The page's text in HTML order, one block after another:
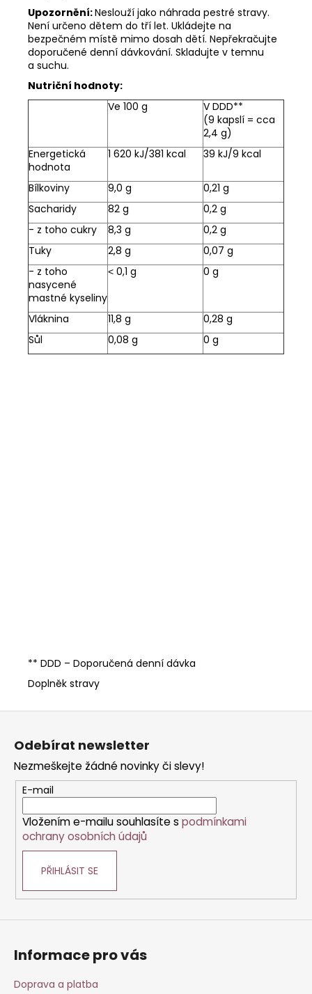
Upozornění:Neslouží jako náhrada pestré stravy.
Není určeno dětem do tří let. Ukládejte na
bezpečném místě mimo dosah dětí. Nepřekračujte
doporučené denní dávkování. Skladujte v temnu
a suchu.
Nutriční hodnoty:
Ve 100 g
V DDD**
(9 kapslí = cca
2,4 g)
Energetická
hodnota
1 620 kJ/381 kcal 39 kJ/9 kcal
Bílkoviny 9,0 g
0,21 g
Sacharidy
82 g
0,2 g
- z toho cukry
8,3 g
0,2 g
Tuky
2,8 g
0,07 g
- z toho
nasycené
mastné kyseliny
˂ 0,1 g 0 g
Vláknina 11,8 g
0,28 g
Sůl
0,08 g 0 g
** DDD – Doporučená denní dávka
Doplněk stravy
Z
Odebírat newsletter
Nezmeškejte žádné novinky či slevy!
E-mail
Vložením e-mailu souhlasíte s podmínkami
ochrany osobních údajů
PŘIHLÁSIT SE
Informace pro vás
Doprava a platba